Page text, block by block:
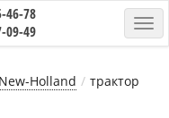
46-78
09-49
New-Holland трактор